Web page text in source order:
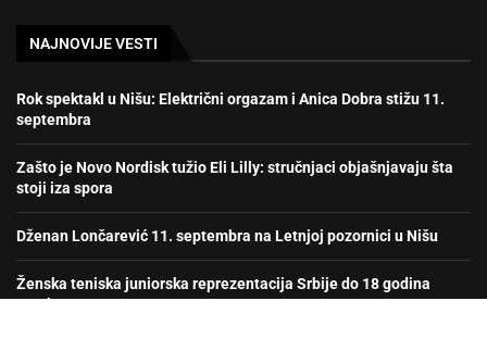
NAJNOVIJE VESTI
Rok spektakl u Nišu: Električni orgazam i Anica Dobra stižu 11.
septembra
Zašto je Novo Nordisk tužio Eli Lilly: stručnjaci objašnjavaju šta
stoji iza spora
Dženan Lončarević 11. septembra na Letnjoj pozornici u Nišu
Ženska teniska juniorska reprezentacija Srbije do 18 godina
prvak Evrope!